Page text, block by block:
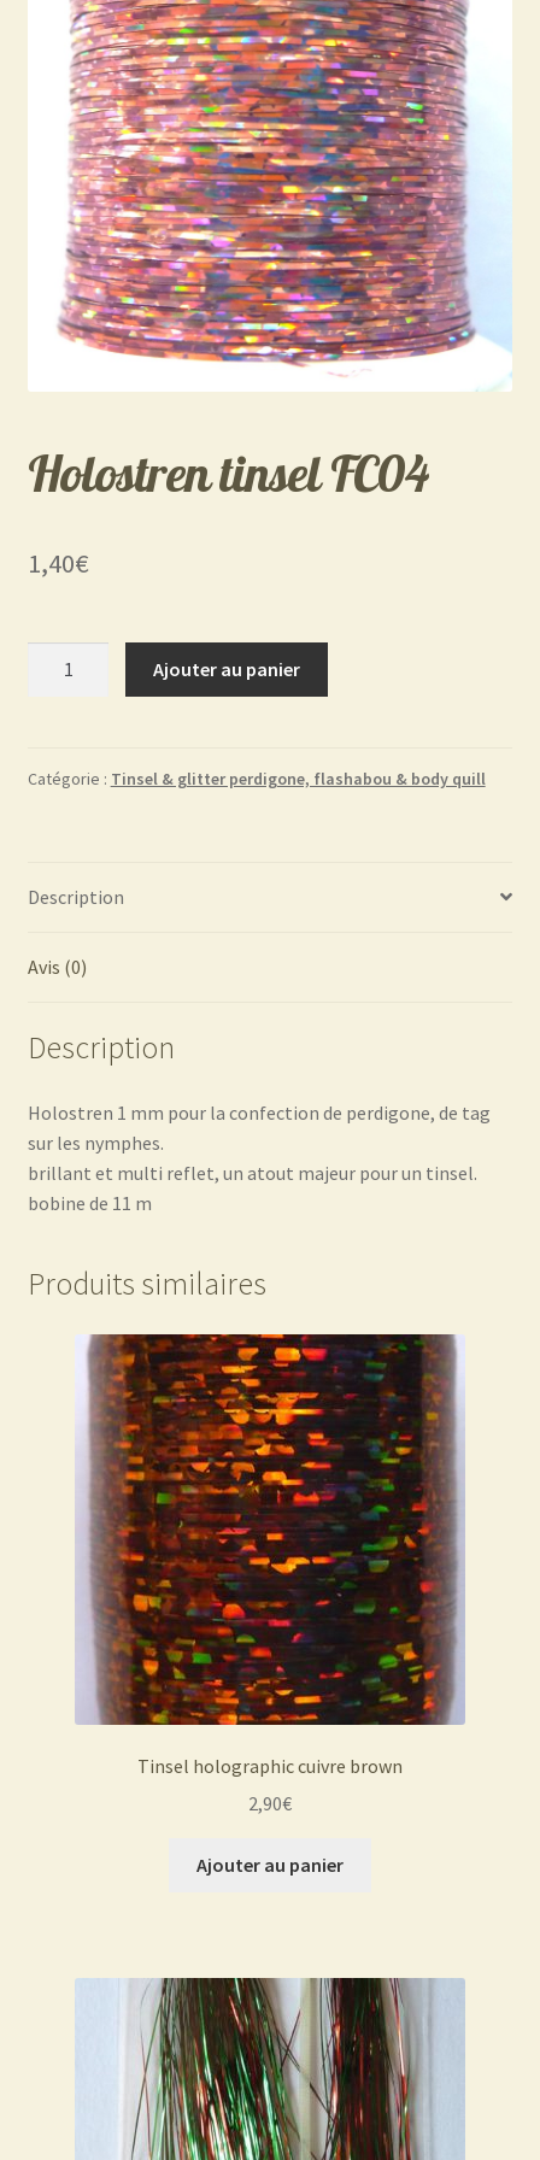
Holostren tinsel FC04
1,40€
FC04
Ajouter au panier
Catégorie : Tinsel & glitter perdigone, flashabou & body quill
Description
Avis (0)
Description
Holostren 1 mm pour la confection de perdigone, de tag
sur les nymphes.
brillant et multi reflet, un atout majeur pour un tinsel.
bobine de 11 m
Produits similaires
Tinsel holographic cuivre brown
2,90€
Ajouter au panier